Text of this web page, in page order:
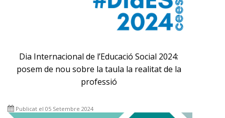
Dia Internacional de l’Educació Social 2024:
posem de nou sobre la taula la realitat de la
professió
Publicat el 05 Setembre 2024